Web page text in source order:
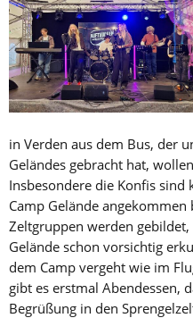
in Verden aus dem Bus, der
Geländes gebracht hat,
Insbesondere die Konfis sind
Camp Gelände
Zeltgruppen werden
Gelände schon vorsichtig
dem Camp vergeht wie im
gibt es erstmal Abendessen,
Begrüßung in den